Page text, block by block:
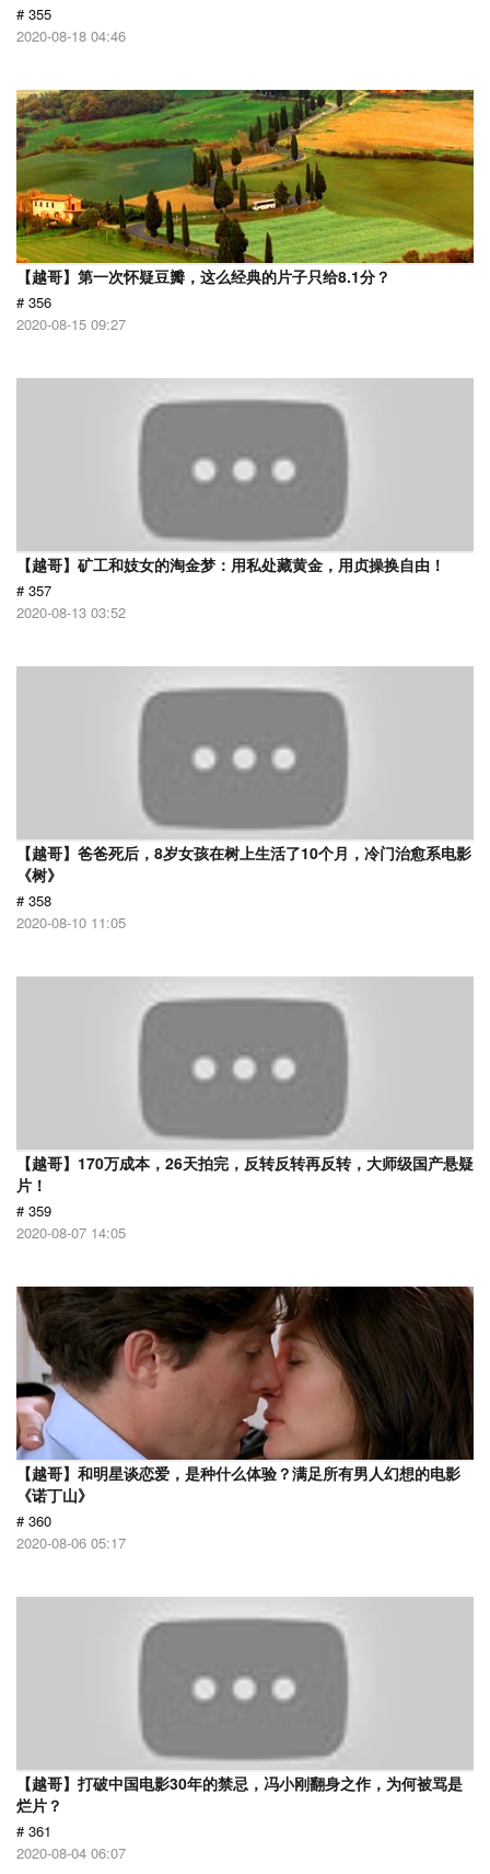
# 355
2020-08-18 04:46
【越哥】第一次怀疑豆瓣，这么经典的片子只给8.1分？
# 356
2020-08-15 09:27
【越哥】矿工和妓女的淘金梦：用私处藏黄金，用贞操换自由！
# 357
2020-08-13 03:52
【越哥】爸爸死后，8岁女孩在树上生活了10个月，冷门治愈系电影
《树》
# 358
2020-08-10 11:05
【越哥】170万成本，26天拍完，反转反转再反转，大师级国产悬疑
片！
# 359
2020-08-07 14:05
【越哥】和明星谈恋爱，是种什么体验？满足所有男人幻想的电影
《诺丁山》
# 360
2020-08-06 05:17
【越哥】打破中国电影30年的禁忌，冯小刚翻身之作，为何被骂是
烂片？
# 361
2020-08-04 06:07